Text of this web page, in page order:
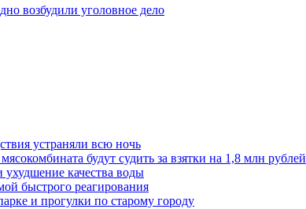
возбудили уголовное дело
устраняли всю ночь
будут судить за взятки на 1,8 млн рублей
качества воды
быстрого реагирования
и прогулки по старому городу